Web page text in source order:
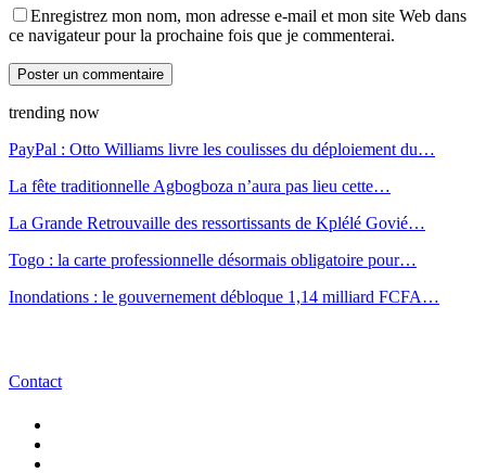
Enregistrez mon nom, mon adresse e-mail et mon site Web dans
ce navigateur pour la prochaine fois que je commenterai.
trending now
PayPal : Otto Williams livre les coulisses du déploiement du…
La fête traditionnelle Agbogboza n’aura pas lieu cette…
La Grande Retrouvaille des ressortissants de Kplélé Govié…
Togo : la carte professionnelle désormais obligatoire pour…
Inondations : le gouvernement débloque 1,14 milliard FCFA…
Contact